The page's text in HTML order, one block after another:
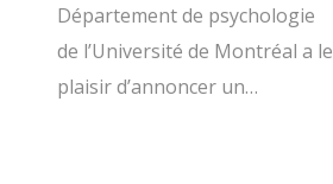
Département de psychologie
de l’Université de Montréal a le
plaisir d’annoncer un…